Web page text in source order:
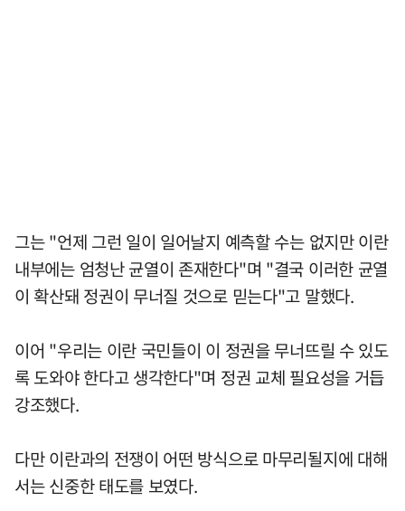
그는 "언제 그런 일이 일어날지 예측할 수는 없지만 이란
내부에는 엄청난 균열이 존재한다"며 "결국 이러한 균열
이 확산돼 정권이 무너질 것으로 믿는다"고 말했다.
이어 "우리는 이란 국민들이 이 정권을 무너뜨릴 수 있도
록 도와야 한다고 생각한다"며 정권 교체 필요성을 거듭
강조했다.
다만 이란과의 전쟁이 어떤 방식으로 마무리될지에 대해
서는 신중한 태도를 보였다.